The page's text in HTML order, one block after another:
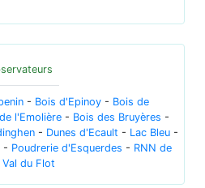
- Bois d'Epinoy - Bois de
l'Emolière - Bois des Bruyères -
- Dunes d'Ecault - Lac Bleu -
- Poudrerie d'Esquerdes - RNN de
Val du Flot